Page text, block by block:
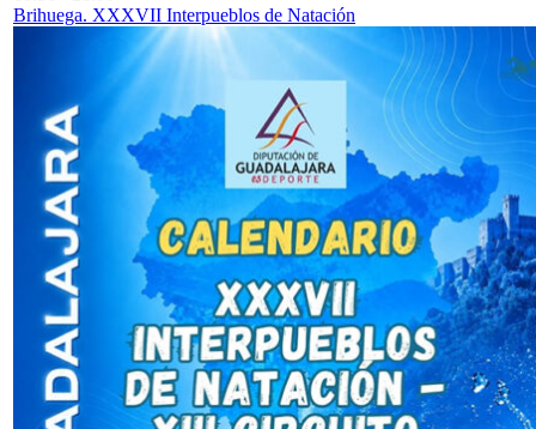
Brihuega. XXXVII Interpueblos de Natación